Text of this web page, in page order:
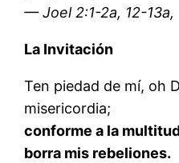
— Joel 2:1-2a, 12-13a,
La Invitación
Ten piedad de mí, oh
misericordia;
conforme a la
borra mis rebeliones.